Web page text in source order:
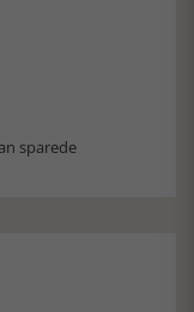
sparede